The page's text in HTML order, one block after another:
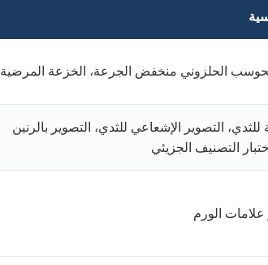
الحلزوني منخفض الجرعة، الخزعة المرضية
التصوير الإشعاعي للثدي، التصوير بالرنين
التصنيف الجزيئي
علامات الورم